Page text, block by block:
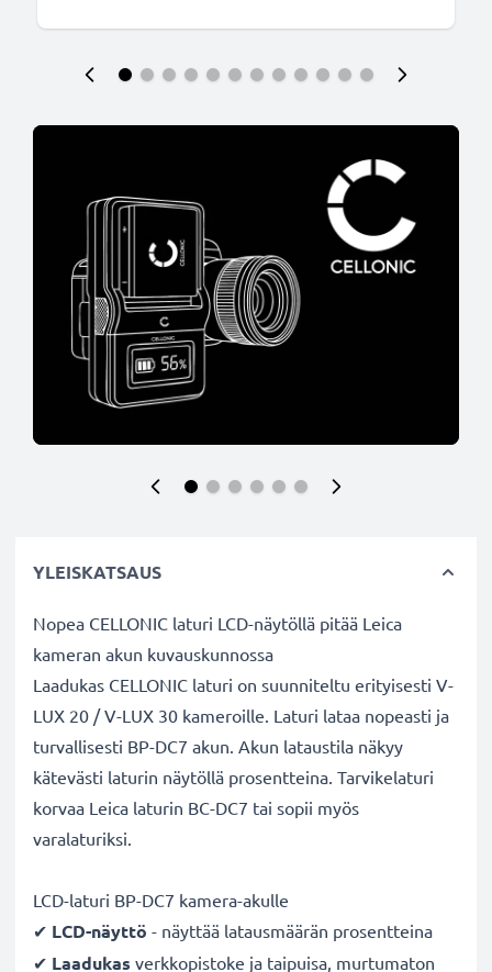
YLEISKATSAUS
Nopea CELLONIC laturi LCD-näytöllä pitää Leica
kameran akun kuvauskunnossa
Laadukas CELLONIC laturi on suunniteltu erityisesti V-
LUX 20 / V-LUX 30 kameroille. Laturi lataa nopeasti ja
turvallisesti BP-DC7 akun. Akun lataustila näkyy
kätevästi laturin näytöllä prosentteina. Tarvikelaturi
korvaa Leica laturin BC-DC7 tai sopii myös
varalaturiksi.
LCD-laturi BP-DC7 kamera-akulle
✔ LCD-näyttö - näyttää latausmäärän prosentteina
✔ Laadukas verkkopistoke ja taipuisa, murtumaton